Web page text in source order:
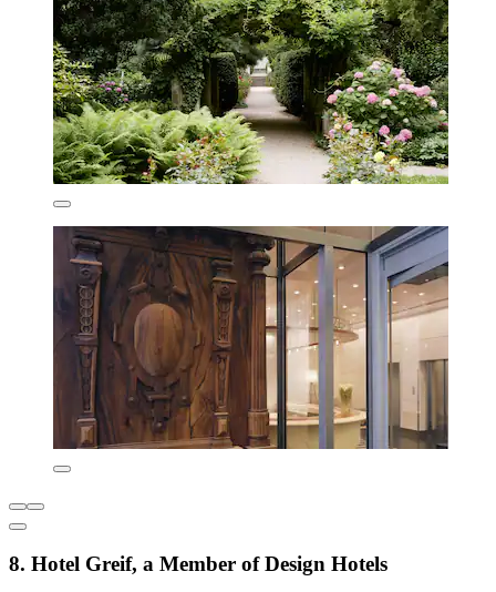
8. Hotel Greif, a Member of Design Hotels